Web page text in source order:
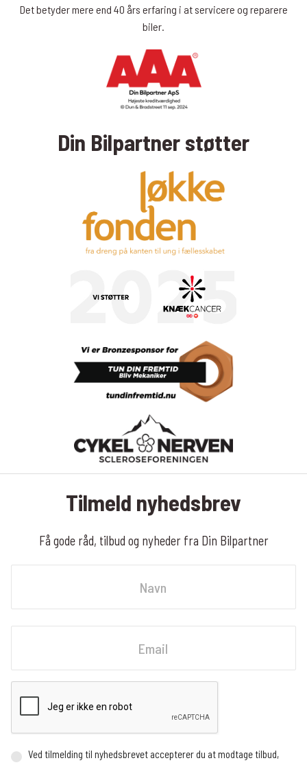
Det betyder mere end 40 års erfaring i at servicere og reparere
biler.
Din Bilpartner støtter
Tilmeld nyhedsbrev
Få gode råd, tilbud og nyheder fra Din Bilpartner
Ved tilmelding til nyhedsbrevet accepterer du at modtage tilbud,